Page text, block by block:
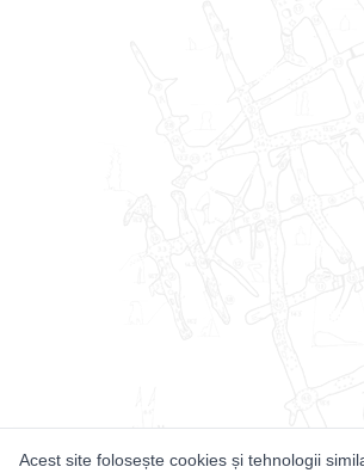
Acest site folosește cookies și tehnologii